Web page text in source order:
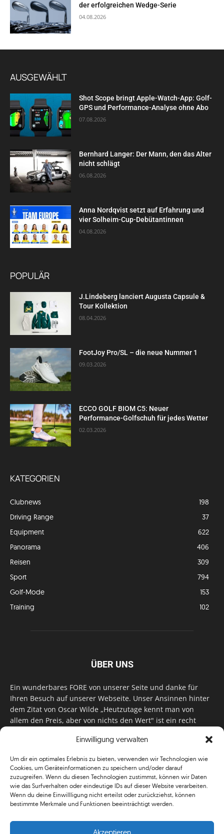
Einwilligung verwalten
Um dir ein optimales Erlebnis zu bieten, verwenden wir Technologien wie
Cookies, um Geräteinformationen zu speichern und/oder darauf
zuzugreifen. Wenn du diesen Technologien zustimmst, können wir Daten
wie das Surfverhalten oder eindeutige IDs auf dieser Website verarbeiten.
Wenn du deine Einwillligung nicht erteilst oder zurückziehst, können
bestimmte Merkmale und Funktionen beeinträchtigt werden.
Akzeptieren
der erfolgreichen Wedge-Serie
04.08.2026
AUSGEWÄHLT
Shot Scope bringt Apple-Watch-App: Golf-
GPS und Performance-Analyse ohne Abo
07.08.2026
Bernhard Langer: Der Mann, den das Alter
nicht schlägt
06.08.2026
Anna Nordqvist setzt auf Erfahrung und
vier Solheim-Cup-Debütantinnen
04.08.2026
POPULÄR
J.Lindeberg lanciert Augusta Capsule &
Tour Kollektion
08.04.2026
FootJoy Pro/SL – die neue Nummer 1
09.03.2026
ECCO GOLF BIOM C5: Neuer
Performance-Golfschuh für jedes Wetter
02.03.2026
KATEGORIEN
Clubnews
198
Driving Range
37
Equipment
622
Panorama
406
Reisen
309
Sport
794
Golf-Mode
153
Training
102
ÜBER UNS
Ein wunderbares FORE von unserer Seite und danke für
Ihren Besuch auf unserer Webseite. Unser Ansinnen hinter
dem Zitat von Oscar Wilde „Heutzutage kennt man von
allem den Preis, aber von nichts den Wert" ist ein recht
für Monat unser Bestes, um Sie mit außergewöhnlichen
zu versorgen. Im Magazin, auf unserer Website & auf
unseren Social Media Plattformen! Das verdient im
klassischen Wortsinn nicht nur Anerkennung!